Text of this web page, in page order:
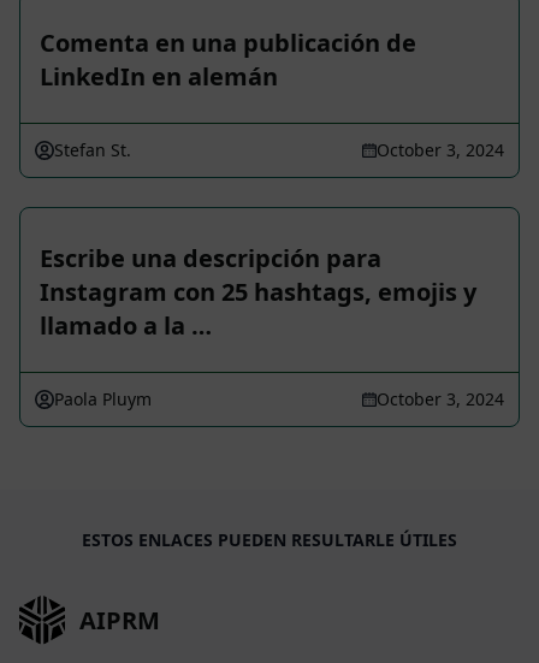
Comenta en una publicación de
LinkedIn en alemán
Stefan St. October 3, 2024
Escribe una descripción para
Instagram con 25 hashtags, emojis y
llamado a la …
Paola Pluym October 3, 2024
ESTOS ENLACES PUEDEN RESULTARLE ÚTILES
AIPRM